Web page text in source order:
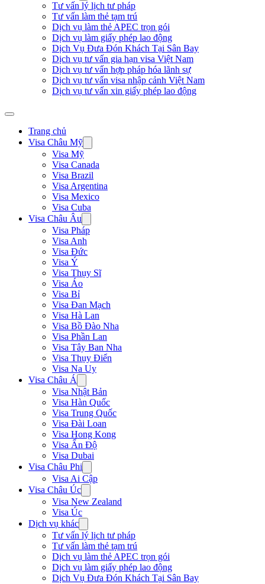
Tư vấn lý lịch tư pháp
Tư vấn làm thẻ tạm trú
Dịch vụ làm thẻ APEC trọn gói
Dịch vụ làm giấy phép lao động
Dịch Vụ Đưa Đón Khách Tại Sân Bay
Dịch vụ tư vấn gia hạn visa Việt Nam
Dịch vụ tư vấn hợp pháp hóa lãnh sự
Dịch vụ tư vấn visa nhập cảnh Việt Nam
Dịch vụ tư vấn xin giấy phép lao động
Trang chủ
Visa Châu Mỹ
Visa Mỹ
Visa Canada
Visa Brazil
Visa Argentina
Visa Mexico
Visa Cuba
Visa Châu Âu
Visa Pháp
Visa Anh
Visa Đức
Visa Ý
Visa Thụy Sĩ
Visa Áo
Visa Bỉ
Visa Đan Mạch
Visa Hà Lan
Visa Bồ Đào Nha
Visa Phần Lan
Visa Tây Ban Nha
Visa Thụy Điển
Visa Na Uy
Visa Châu Á
Visa Nhật Bản
Visa Hàn Quốc
Visa Trung Quốc
Visa Đài Loan
Visa Hong Kong
Visa Ấn Độ
Visa Dubai
Visa Châu Phi
Visa Ai Cập
Visa Châu Úc
Visa New Zealand
Visa Úc
Dịch vụ khác
Tư vấn lý lịch tư pháp
Tư vấn làm thẻ tạm trú
Dịch vụ làm thẻ APEC trọn gói
Dịch vụ làm giấy phép lao động
Dịch Vụ Đưa Đón Khách Tại Sân Bay